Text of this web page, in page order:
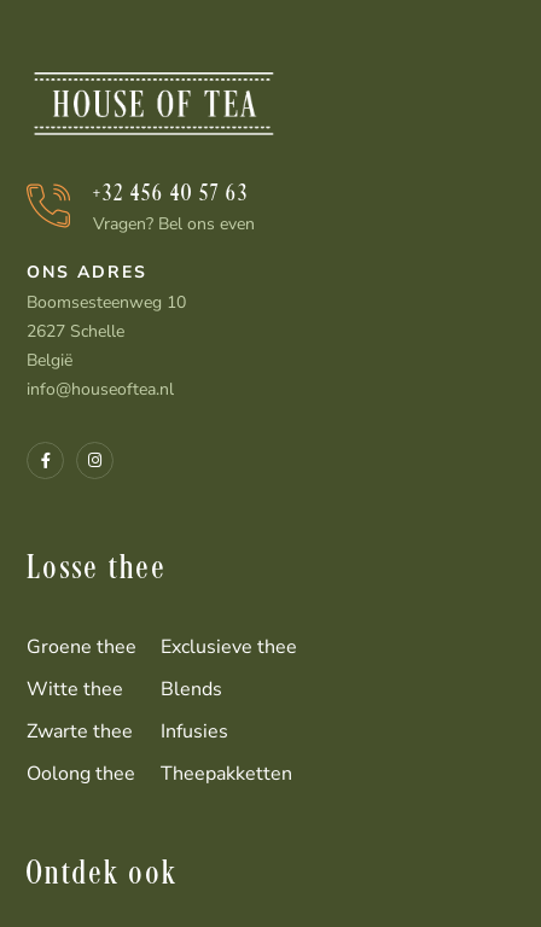
+32 456 40 57 63
Vragen? Bel ons even
ONS ADRES
Boomsesteenweg 10
2627 Schelle
België
info@houseoftea.nl
Losse thee
Groene thee
Witte thee
Zwarte thee
Oolong thee
Exclusieve thee
Blends
Infusies
Theepakketten
Ontdek ook